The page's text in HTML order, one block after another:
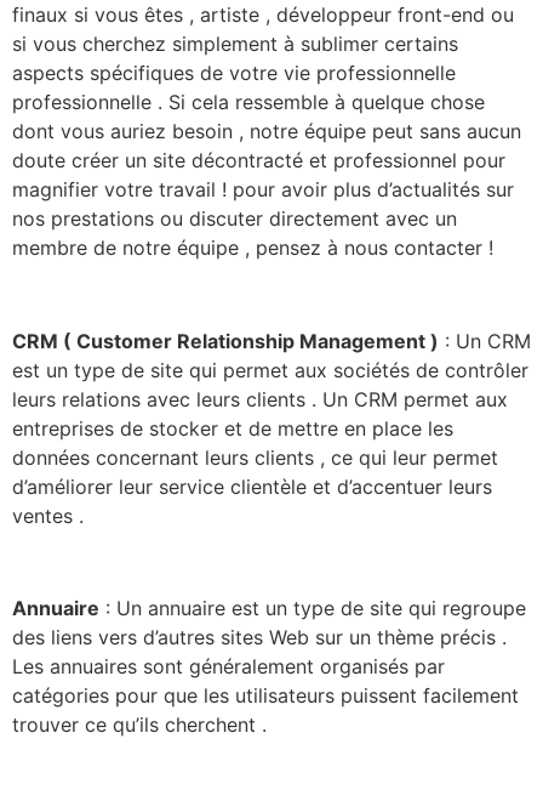
finaux si vous êtes , artiste , développeur front-end ou
si vous cherchez simplement à sublimer certains
aspects spécifiques de votre vie professionnelle
professionnelle . Si cela ressemble à quelque chose
dont vous auriez besoin , notre équipe peut sans aucun
doute créer un site décontracté et professionnel pour
magnifier votre travail ! pour avoir plus d’actualités sur
nos prestations ou discuter directement avec un
membre de notre équipe , pensez à nous contacter !
CRM ( Customer Relationship Management ) : Un CRM
est un type de site qui permet aux sociétés de contrôler
leurs relations avec leurs clients . Un CRM permet aux
entreprises de stocker et de mettre en place les
données concernant leurs clients , ce qui leur permet
d’améliorer leur service clientèle et d’accentuer leurs
ventes .
Annuaire : Un annuaire est un type de site qui regroupe
des liens vers d’autres sites Web sur un thème précis .
Les annuaires sont généralement organisés par
catégories pour que les utilisateurs puissent facilement
trouver ce qu’ils cherchent .